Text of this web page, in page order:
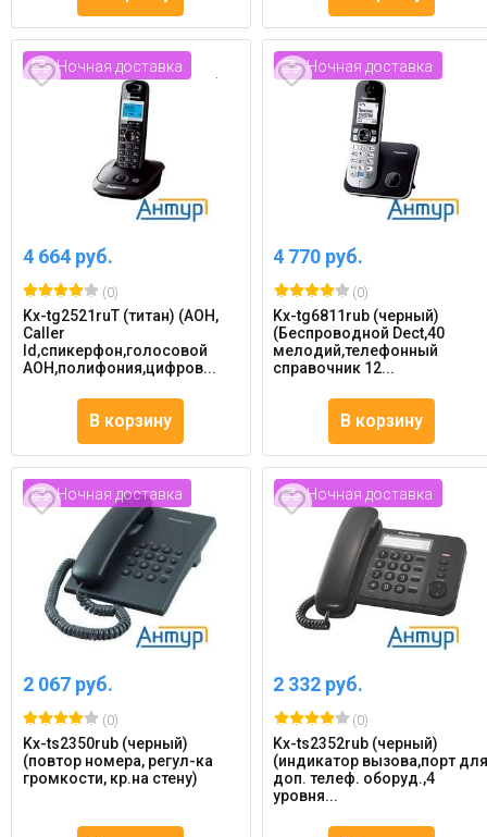
Ночная доставка
4 664 руб.
(0)
Kx-tg2521ruТ (титан) (АОН,
Caller
Id,спикерфон,голосовой
АОН,полифония,цифров...
В корзину
Ночная доставка
4 770 руб.
(0)
Kx-tg6811rub (черный)
(Беспроводной Dect,40
мелодий,телефонный
справочник 12...
В корзину
Ночная доставка
2 067 руб.
(0)
Kx-ts2350rub (черный)
(повтор номера, регул-ка
громкости, кр.на стену)
Ночная доставка
2 332 руб.
(0)
Kx-ts2352rub (черный)
(индикатор вызова,порт
доп. телеф. оборуд.,4
уровня...